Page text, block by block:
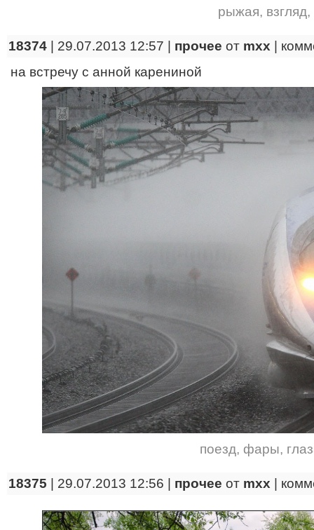
рыжая, взгляд,
18374 | 29.07.2013 12:57 | прочее от mxx
на встречу с анной карениной
поезд, фары,
18375 | 29.07.2013 12:56 | прочее от mxx